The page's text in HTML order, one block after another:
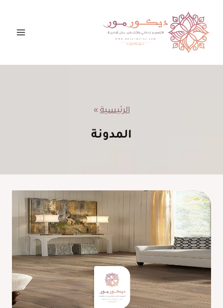
المحتوى
الرئيسية »
المدونة